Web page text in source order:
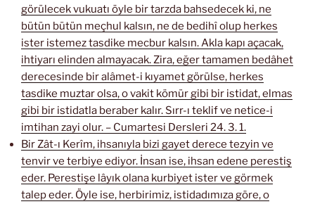
görülecek vukuatı öyle bir tarzda bahsedecek ki, ne
bütün bütün meçhul kalsın, ne de bedihî olup herkes
ister istemez tasdike mecbur kalsın. Akla kapı açacak,
ihtiyarı elinden almayacak. Zira, eğer tamamen bedâhet
derecesinde bir alâmet-i kıyamet görülse, herkes
tasdike muztar olsa, o vakit kömür gibi bir istidat, elmas
gibi bir istidatla beraber kalır. Sırr-ı teklif ve netice-i
imtihan zayi olur. – Cumartesi Dersleri 24. 3. 1.
Bir Zât-ı Kerîm, ihsanıyla bizi gayet derece tezyin ve
tenvir ve terbiye ediyor. İnsan ise, ihsan edene perestiş
eder. Perestişe lâyık olana kurbiyet ister ve görmek
talep eder. Öyle ise, herbirimiz, istidadımıza göre, o